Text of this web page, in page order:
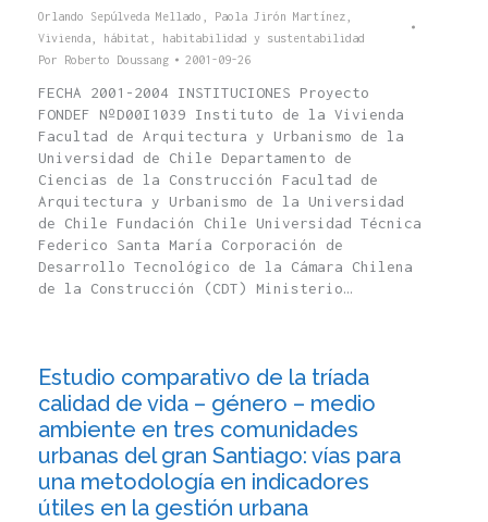
Orlando Sepúlveda Mellado Paola Jirón Martínez
Vivienda, hábitat, habitabilidad y sustentabilidad
Por Roberto Doussang 2001-09-26
FECHA 2001-2004 INSTITUCIONES Proyecto
FONDEF NºD00I1039 Instituto de la Vivienda
Facultad de Arquitectura y Urbanismo de la
Universidad de Chile Departamento de
Ciencias de la Construcción Facultad de
Arquitectura y Urbanismo de la Universidad
de Chile Fundación Chile Universidad Técnica
Federico Santa María Corporación de
Desarrollo Tecnológico de la Cámara Chilena
de la Construcción (CDT) Ministerio…
Estudio comparativo de la tríada
calidad de vida – género – medio
ambiente en tres comunidades
urbanas del gran Santiago: vías para
una metodología en indicadores
útiles en la gestión urbana